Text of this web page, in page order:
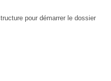
pour démarrer le dossier